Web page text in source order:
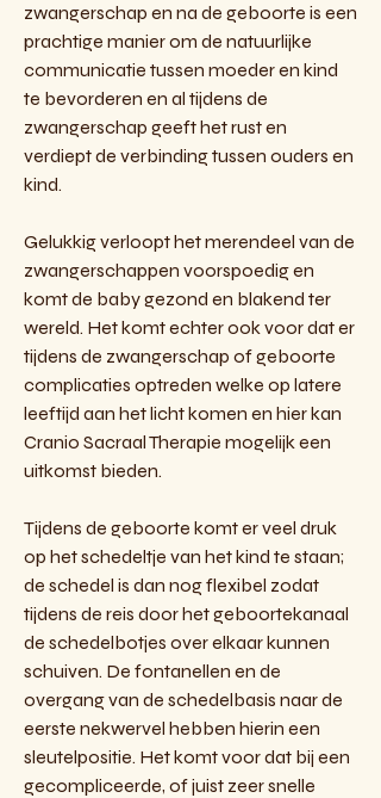
zwangerschap en na de geboorte is een
prachtige manier om de natuurlijke
communicatie tussen moeder en kind
te bevorderen en al tijdens de
zwangerschap geeft het rust en
verdiept de verbinding tussen ouders en
kind.
Gelukkig verloopt het merendeel van de
zwangerschappen voorspoedig en
komt de baby gezond en blakend ter
wereld. Het komt echter ook voor dat er
tijdens de zwangerschap of geboorte
complicaties optreden welke op latere
leeftijd aan het licht komen en hier kan
Cranio Sacraal Therapie mogelijk een
uitkomst bieden.
Tijdens de geboorte komt er veel druk
op het schedeltje van het kind te staan;
de schedel is dan nog flexibel zodat
tijdens de reis door het geboortekanaal
de schedelbotjes over elkaar kunnen
schuiven. De fontanellen en de
overgang van de schedelbasis naar de
eerste nekwervel hebben hierin een
sleutelpositie. Het komt voor dat bij een
gecompliceerde, of juist zeer snelle